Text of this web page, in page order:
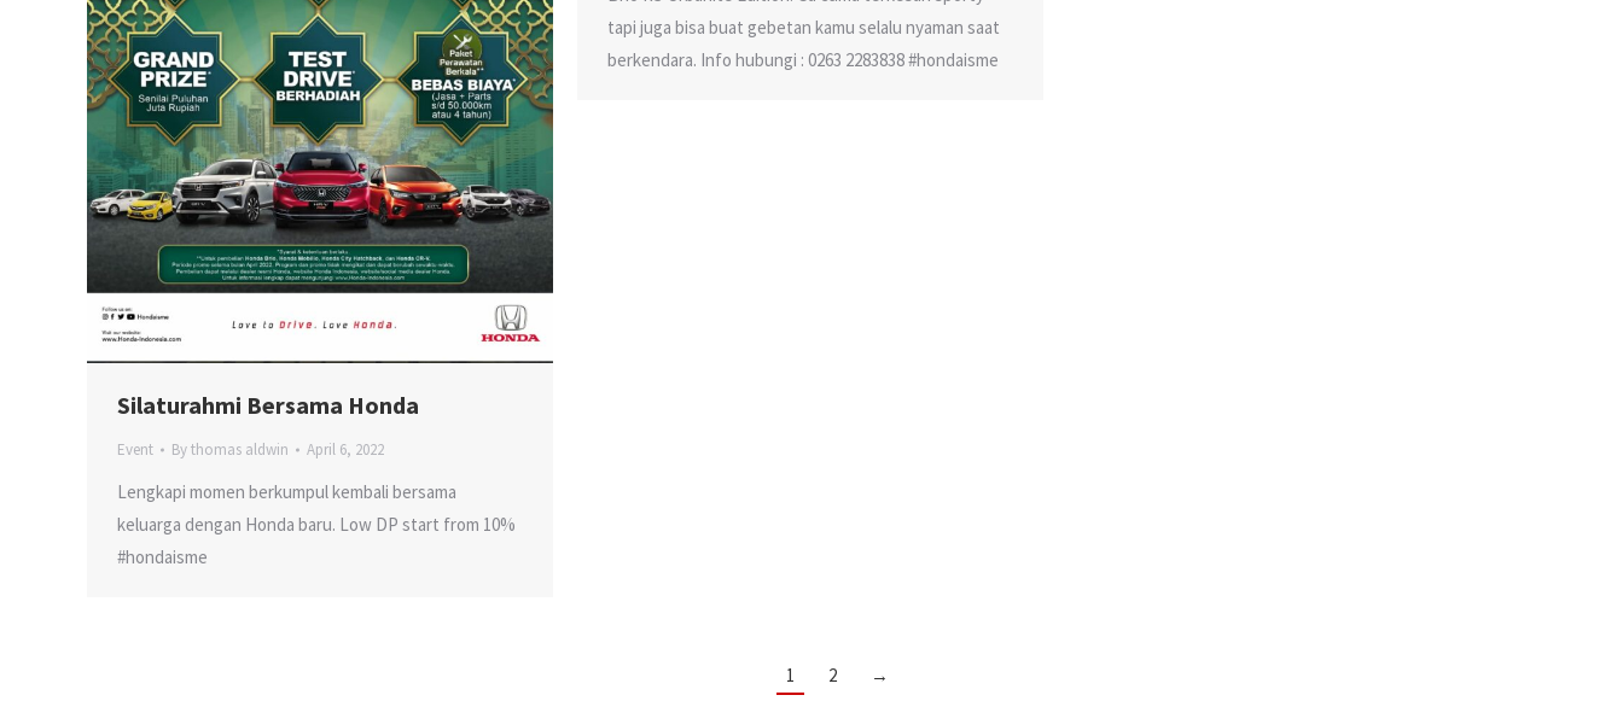
tapi juga bisa buat gebetan kamu selalu nyaman saat
berkendara. Info hubungi : 0263 2283838 #hondaisme
Silaturahmi Bersama Honda
Event Bythomas aldwin April 6, 2022
Lengkapi momen berkumpul kembali bersama
keluarga dengan Honda baru. Low DP start from 10%
#hondaisme
1 2 →